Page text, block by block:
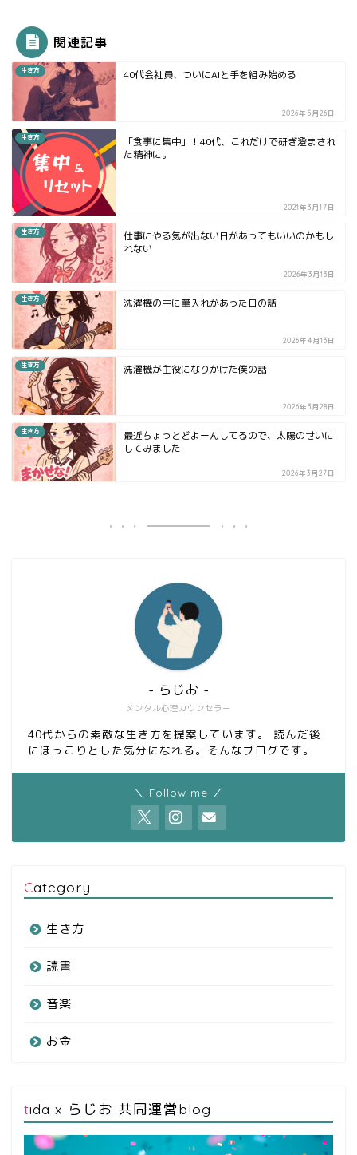
関連記事
生き方 40代会社員、ついにAIと手を組み始める
2026年5月26日
生き方
「食事に集中」！40代、これだけで研ぎ澄まされ
た精神に。
2021年3月17日
生き方
仕事にやる気が出ない日があってもいいのかもし
れない
2026年3月13日
生き方 洗濯機の中に筆入れがあった日の話
2026年4月13日
生き方 洗濯機が主役になりかけた僕の話
2026年3月28日
生き方
最近ちょっとどよーんしてるので、太陽のせいに
してみました
2026年3月27日
メンタル心理カウンセラー
- らじお -
40代からの素敵な生き方を提案しています。 読んだ後
にほっこりとした気分になれる。そんなブログです。
＼ Follow me ／
Category
生き方
読書
音楽
お金
tida x らじお 共同運営blog